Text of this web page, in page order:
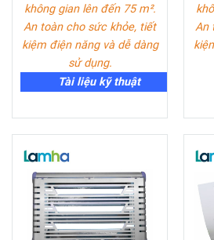
không gian lên đến 75 m².
An toàn cho sức khỏe, tiết
kiệm điện năng và dễ dàng
sử dụng.
Tài liệu kỹ thuật
An